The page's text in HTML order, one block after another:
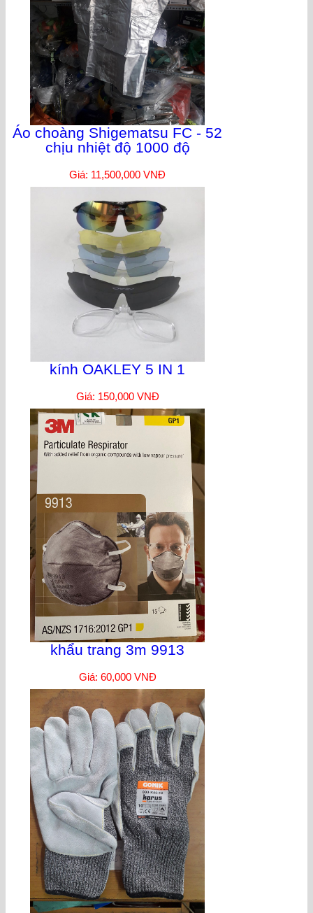
Áo choàng Shigematsu FC - 52
chịu nhiệt độ 1000 độ
Giá: 11,500,000 VNĐ
kính OAKLEY 5 IN 1
Giá: 150,000 VNĐ
khẩu trang 3m 9913
Giá: 60,000 VNĐ